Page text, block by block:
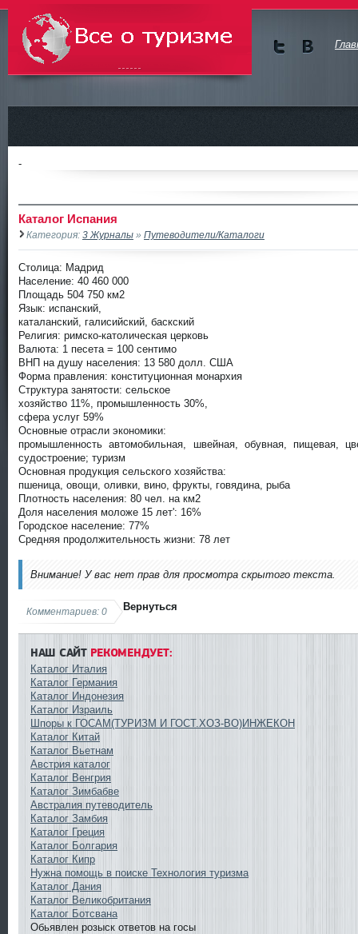
Всё о туризме
-
Каталог Испания
Категория: 3 Журналы » Путеводители/Каталоги
Столица: Мадрид
Население: 40 460 000
Площадь 504 750 км2
Язык: испанский,
каталанский, галисийский, баскский
Религия: римско-католическая церковь
Валюта: 1 песета = 100 сентимо
ВНП на душу населения: 13 580 долл. США
Форма правления: конституционная монархия
Структура занятости: сельское
хозяйство 11%, промышленность 30%,
сфера услуг 59%
Основные отрасли экономики:
промышленность автомобильная, швейная, обувная, пищевая,
судостроение; туризм
Основная продукция сельского хозяйства:
пшеница, овощи, оливки, вино, фрукты, говядина, рыба
Плотность населения: 80 чел. на км2
Доля населения моложе 15 лет': 16%
Городское население: 77%
Средняя продолжительность жизни: 78 лет
Внимание! У вас нет прав для просмотра скрытого текста.
Вернуться
Комментариев: 0
НАШ САЙТРЕКОМЕНДУЕТ:
Каталог Италия
Каталог Германия
Каталог Индонезия
Каталог Израиль
Шпоры к ГОСАМ(ТУРИЗМ И ГОСТ.ХОЗ-ВО)ИНЖЕКОН
Каталог Китай
Каталог Вьетнам
Австрия каталог
Каталог Венгрия
Каталог Зимбабве
Австралия путеводитель
Каталог Замбия
Каталог Греция
Каталог Болгария
Каталог Кипр
Нужна помощь в поиске Технология туризма
Каталог Дания
Каталог Великобритания
Каталог Ботсвана
Обьявлен розыск ответов на госы